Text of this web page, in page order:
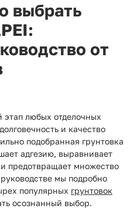
выбрать
от
любых отделочных
и качество
подобранная грунтовка
адгезию, выравнивает
предотвращает множество
мы подробно
популярных грунтовок
осознанный выбор.